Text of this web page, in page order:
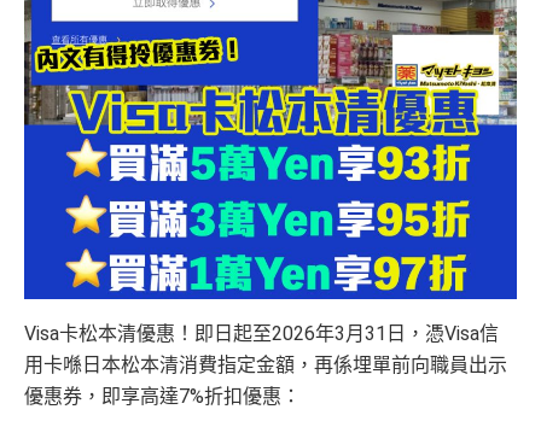
Visa卡松本清優惠！即日起至2026年3月31日，憑Visa信
用卡喺日本松本清消費指定金額，再係埋單前向職員出示
優惠券，即享高達7%折扣優惠：